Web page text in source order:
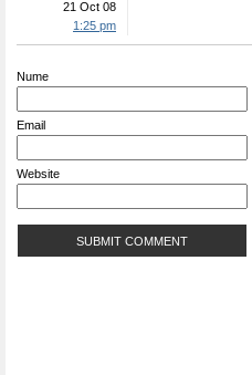
21 Oct 08
1:25 pm
Nume
Email
Website